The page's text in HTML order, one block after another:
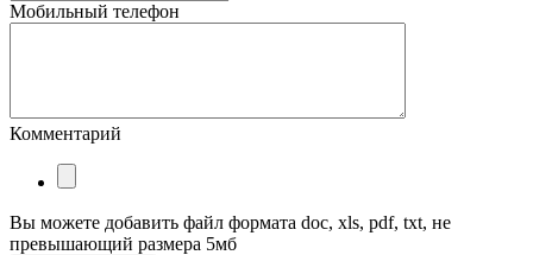
Мобильный телефон
Комментарий
Вы можете добавить файл формата doc, xls, pdf, txt, не
превышающий размера 5мб